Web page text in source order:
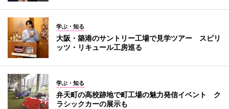
学ぶ・知る
大阪・築港のサントリー工場で見学ツアー スピリ
ッツ・リキュール工房巡る
学ぶ・知る
弁天町の高校跡地で町工場の魅力発信イベント ク
ラシックカーの展示も